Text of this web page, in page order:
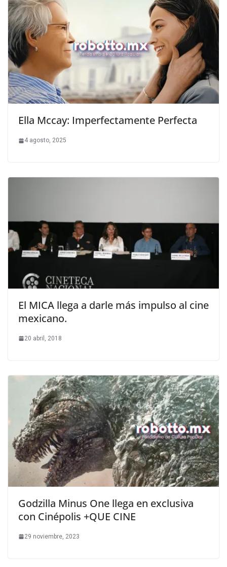
Ella Mccay: Imperfectamente Perfecta
4 agosto, 2025
El MICA llega a darle más impulso al cine
mexicano.
20 abril, 2018
Godzilla Minus One llega en exclusiva
con Cinépolis +QUE CINE
29 noviembre, 2023